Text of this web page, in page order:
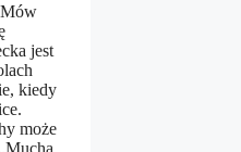
jest
kiedy
może